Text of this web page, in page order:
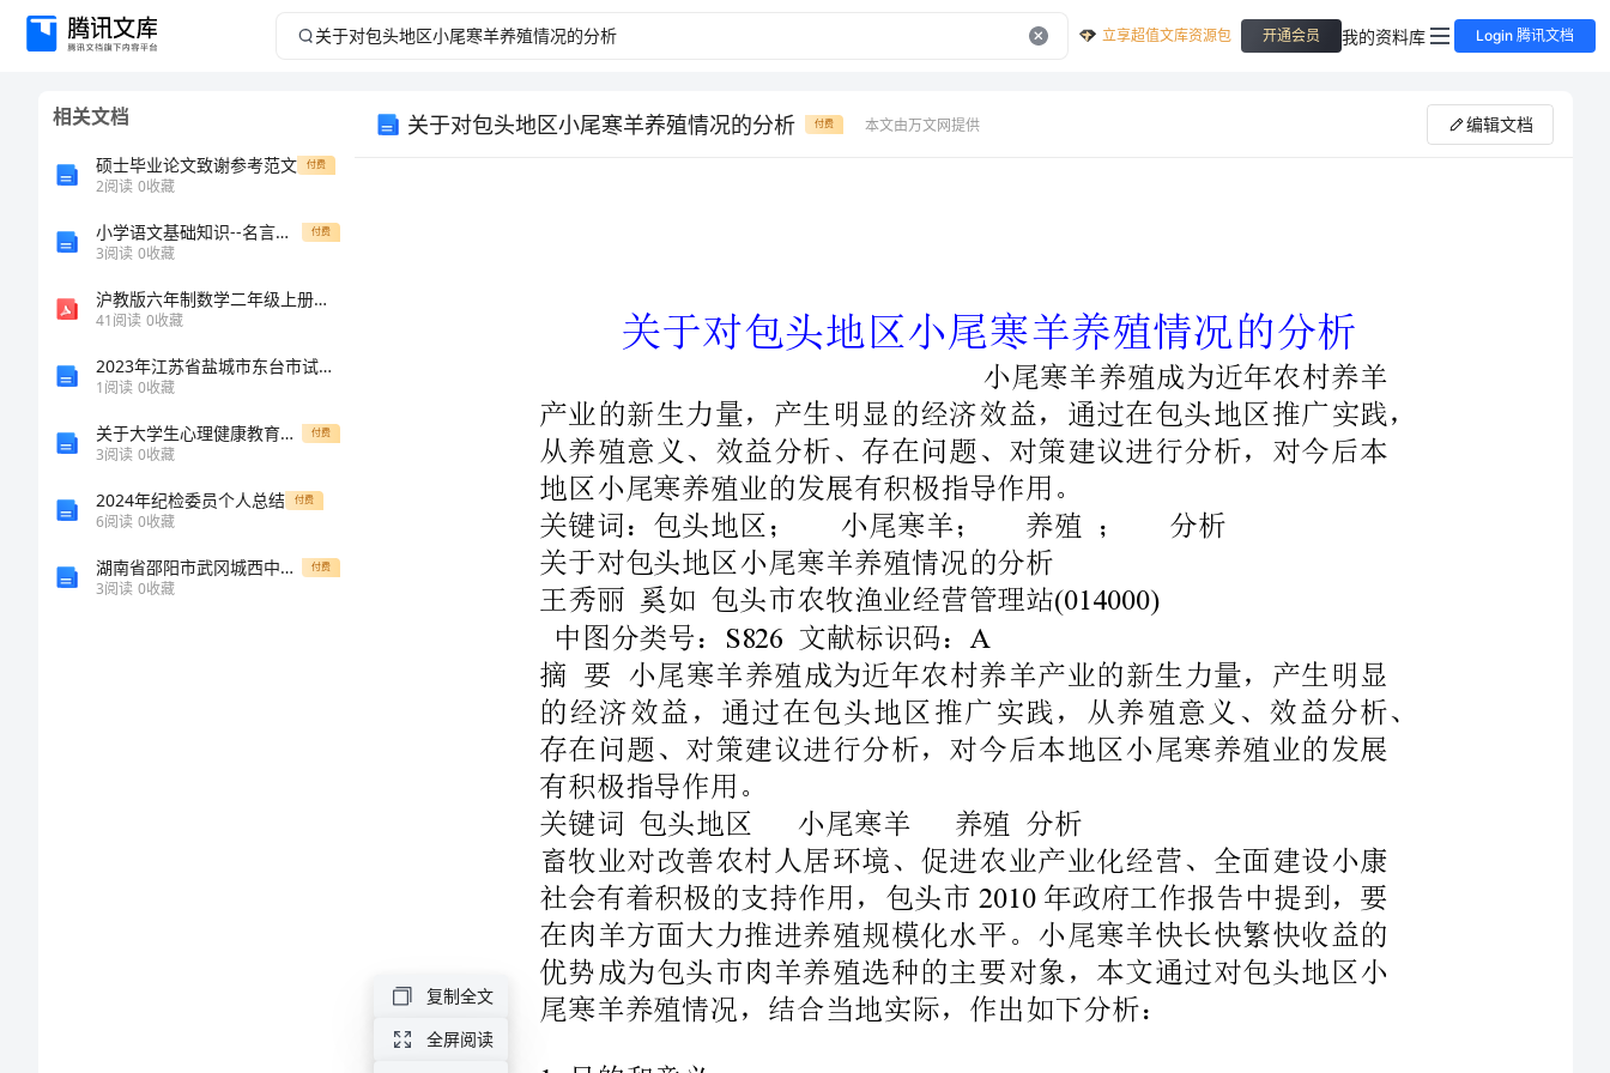
关
立享超值文库资源包 开通会员 我的资料库 Login 腾讯文档
相关文档
硕士毕业论文致谢参考范文 付费
2阅读 0收藏
小学语文基础知识--名言名句欣赏一 付费
3阅读 0收藏
沪教版六年制数学二年级上册练习题看图写乘法算式
41阅读 0收藏
2023年江苏省盐城市东台市试验检测师之交通工程考试题库及完整答案（全国通用）
1阅读 0收藏
关于大学生心理健康教育心得体会 付费
3阅读 0收藏
2024年纪检委员个人总结 付费
6阅读 0收藏
湖南省邵阳市武冈城西中学高二生物下学期期末试题含解析 付费
3阅读 0收藏
关于对包头地区小尾寒羊养殖情况的分析 付费 本文由万文网提供 编辑文档
水岭以南山地、分水岭以北山地、山北高原丘陵区，在这些地区主
要分布着针叶草原、白羊草原、百里香群落、草甸草原等，因为处
产业的新生力量，产生明显的经济效益，通过在包头地区推广实践，
从养殖意义、效益分析、存在问题、对策建议进行分析，对今后本
关键词：包头地区；小尾寒羊；养殖；分析
关于对包头地区小尾寒羊养殖情况的分析
(014000)
王秀丽奚如包头市农牧渔业经营管理站
S826A
中图分类号：文献标识码：
摘要小尾寒羊养殖成为近年农村养羊产业的新生力量，产生明显
存在问题、对策建议进行分析，对今后本地区小尾寒养殖业的发展
有积极指导作用。
关键词包头地区小尾寒羊养殖分析
畜牧业对改善农村人居环境、促进农业产业化经营、全面建设小康
2010
在肉羊方面大力推进养殖规模化水平。小尾寒羊快长快繁快收益的
优势成为包头市肉羊养殖选种的主要对象，本文通过对包头地区小
目的和意义
自然地理条件适合养殖
包头市位于中国内蒙古自治区中西部，坐落在著名的黄河河套顶端，
地处干草原生物气候带。其植被在水平水平方向和垂直方向上呈立
复制全文
全屏阅读